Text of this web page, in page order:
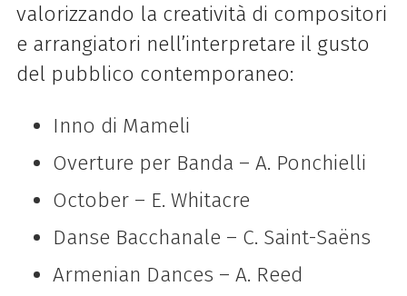
valorizzando la creatività di compositori
e arrangiatori nell’interpretare il gusto
del pubblico contemporaneo:
Inno di Mameli
Overture per Banda – A. Ponchielli
October – E. Whitacre
Danse Bacchanale – C. Saint-Saëns
Armenian Dances – A. Reed